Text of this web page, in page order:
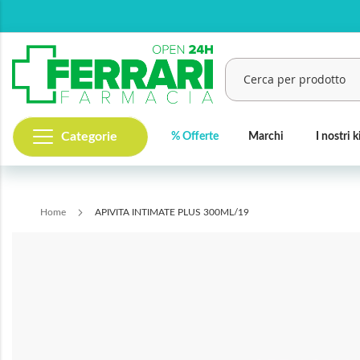
contenuto
Categorie % Offerte Marchi I nostri
Home APIVITA INTIMATE PLUS 300ML/19